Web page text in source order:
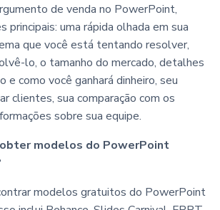
de venda no PowerPoint,
principais: uma rápida olhada em sua
que você está tentando resolver,
lo, o tamanho do mercado, detalhes
e como você ganhará dinheiro, seu
clientes, sua comparação com os
sobre sua equipe.
modelos do PowerPoint
modelos gratuitos do PowerPoint